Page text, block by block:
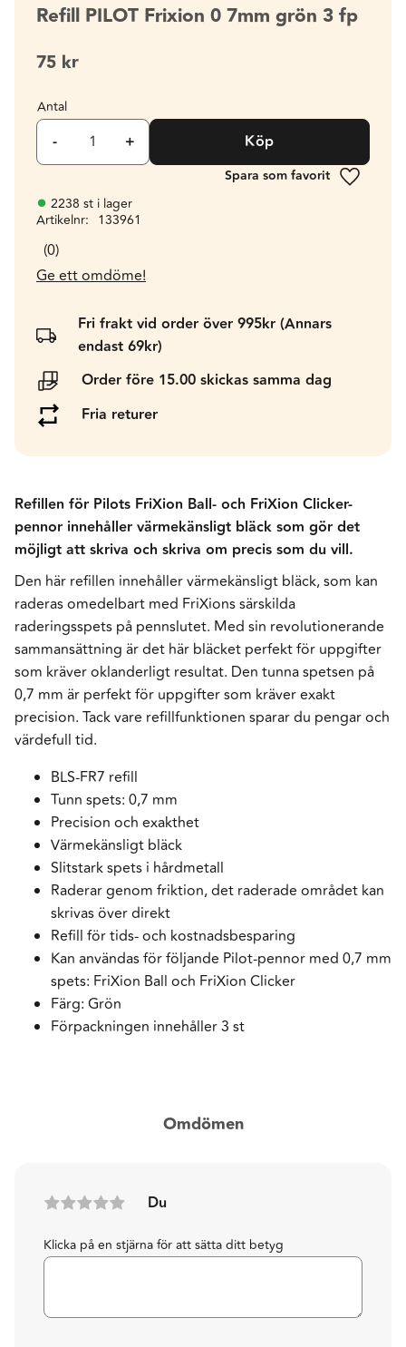
Refill PILOT Frixion 0 7mm grön 3 fp
75 kr
Antal
+
- Köp
Lägg till
2238 st i lager
Artikelnr
133961
0
Ge ett omdöme!
Fri frakt vid order över 995kr (Annars
endast 69kr)
Order före 15.00 skickas samma dag
Fria returer
Refillen för Pilots FriXion Ball- och FriXion Clicker-
pennor innehåller värmekänsligt bläck som gör det
möjligt att skriva och skriva om precis som du vill.
Den här refillen innehåller värmekänsligt bläck, som kan
raderas omedelbart med FriXions särskilda
raderingsspets på pennslutet. Med sin revolutionerande
sammansättning är det här bläcket perfekt för uppgifter
som kräver oklanderligt resultat. Den tunna spetsen på
0,7 mm är perfekt för uppgifter som kräver exakt
precision. Tack vare refillfunktionen sparar du pengar och
värdefull tid.
BLS-FR7 refill
Tunn spets: 0,7 mm
Precision och exakthet
Värmekänsligt bläck
Slitstark spets i hårdmetall
Raderar genom friktion, det raderade området kan
skrivas över direkt
Refill för tids- och kostnadsbesparing
Kan användas för följande Pilot-pennor med 0,7 mm
spets: FriXion Ball och FriXion Clicker
Färg: Grön
Förpackningen innehåller 3 st
Omdömen
Du
Klicka på en stjärna för att sätta ditt betyg